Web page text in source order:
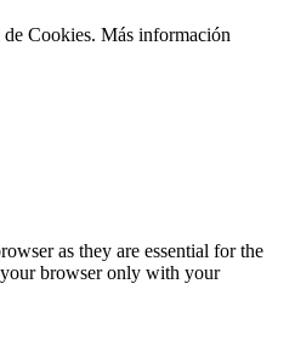
de Cookies. Más información
as they are essential for the
browser only with your